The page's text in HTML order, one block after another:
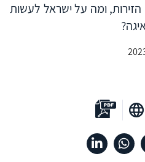
ומה על ישראל לעשות